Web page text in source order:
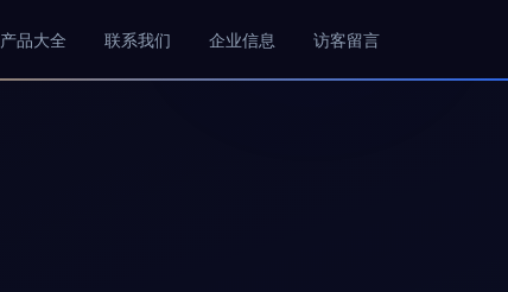
产品大全 联系我们 企业信息 访客留言